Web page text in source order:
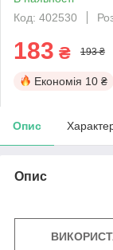
Код: 402530
183 ₴ 193 ₴
Економія 10 ₴
Опис
Опис